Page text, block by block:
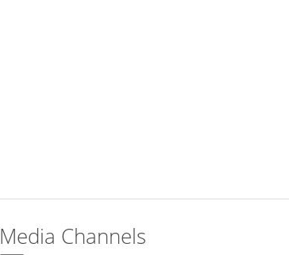
Media Channels